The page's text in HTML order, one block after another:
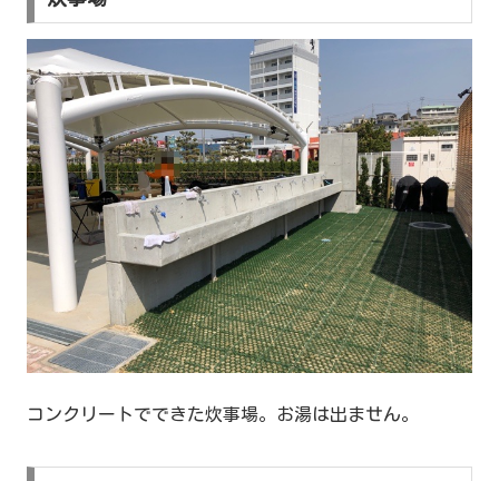
コンクリートでできた炊事場。お湯は出ません。